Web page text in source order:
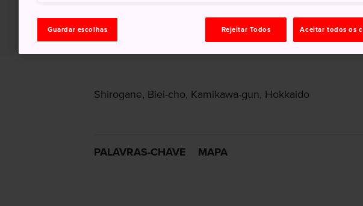
Shirogane, Biei-cho, Kamikawa-gun, Hokkaido
PALAVRAS-CHAVE MAPA
Guardar escolhas Rejeitar Todos Aceitar todos os